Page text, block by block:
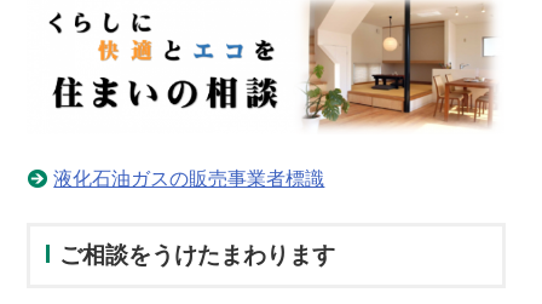
液化石油ガスの販売事業者標識
ご相談をうけたまわります